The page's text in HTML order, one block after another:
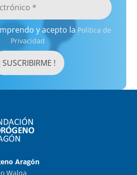
y acepto la Política de
Privacidad
Aragón
Walqa